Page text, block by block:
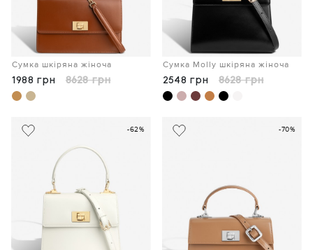
Сумка шкіряна жіноча
1988 грн 8628 грн
Сумка Molly шкіряна жіноча
2548 грн 8628 грн
-62% -70%